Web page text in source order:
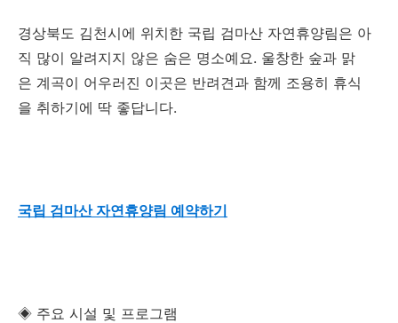
경상북도 김천시에 위치한 국립 검마산 자연휴양림은 아
직 많이 알려지지 않은 숨은 명소예요. 울창한 숲과 맑
은 계곡이 어우러진 이곳은 반려견과 함께 조용히 휴식
을 취하기에 딱 좋답니다.
국립 검마산 자연휴양림 예약하기
◈ 주요 시설 및 프로그램